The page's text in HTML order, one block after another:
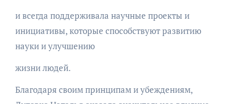
и всегда поддерживала научные проекты и
инициативы, которые способствуют развитию
науки и улучшению
жизни людей.
Благодаря своим принципам и убеждениям,